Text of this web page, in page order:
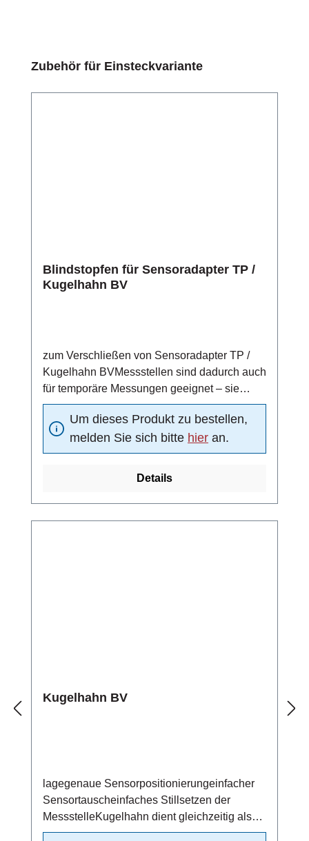
Produktgalerie überspringen
Zubehör für Einsteckvariante
Blindstopfen für Sensoradapter TP /
Kugelhahn BV
zum Verschließen von Sensoradapter TP /
Kugelhahn BVMessstellen sind dadurch auch
für temporäre Messungen geeignet – sie
können nach einem Messzyklus durch einen
Blindstopfen verschlossen werdenmit O-Ring
Um dieses Produkt zu bestellen,
melden Sie sich bitte hier an.
Details
Kugelhahn BV
lagegenaue Sensorpositionierungeinfacher
Sensortauscheinfaches Stillsetzen der
MessstelleKugelhahn dient gleichzeitig als
Absperrventil/beidseitig dichtendMaterial